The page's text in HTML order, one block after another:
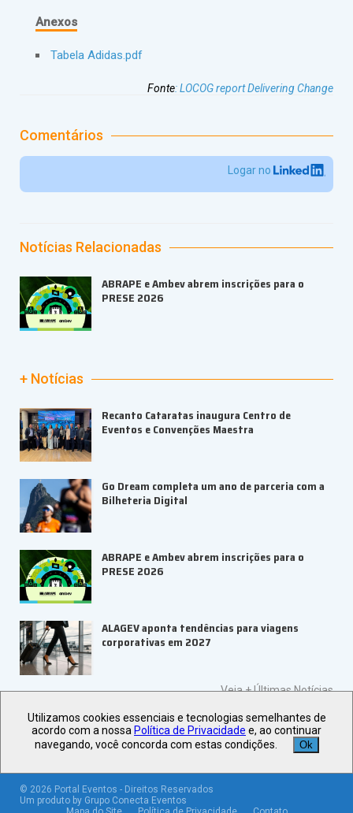
Anexos
Tabela Adidas.pdf
Fonte:LOCOG report Delivering Change
Comentários
Logar no
Notícias Relacionadas
ABRAPE e Ambev abrem inscrições para o
PRESE 2026
+ Notícias
Recanto Cataratas inaugura Centro de
Eventos e Convenções Maestra
Go Dream completa um ano de parceria com a
Bilheteria Digital
ABRAPE e Ambev abrem inscrições para o
PRESE 2026
ALAGEV aponta tendências para viagens
corporativas em 2027
Veja +Últimas Notícias
© 2026 Portal Eventos - Direitos Reservados
Um produto by Grupo Conecta Eventos
Utilizamos cookies essenciais e tecnologias semelhantes de
acordo com a nossa Política de Privacidade e, ao continuar
navegando, você concorda com estas condições.
Ok